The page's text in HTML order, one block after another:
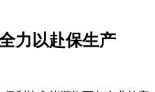
力以赴保生产